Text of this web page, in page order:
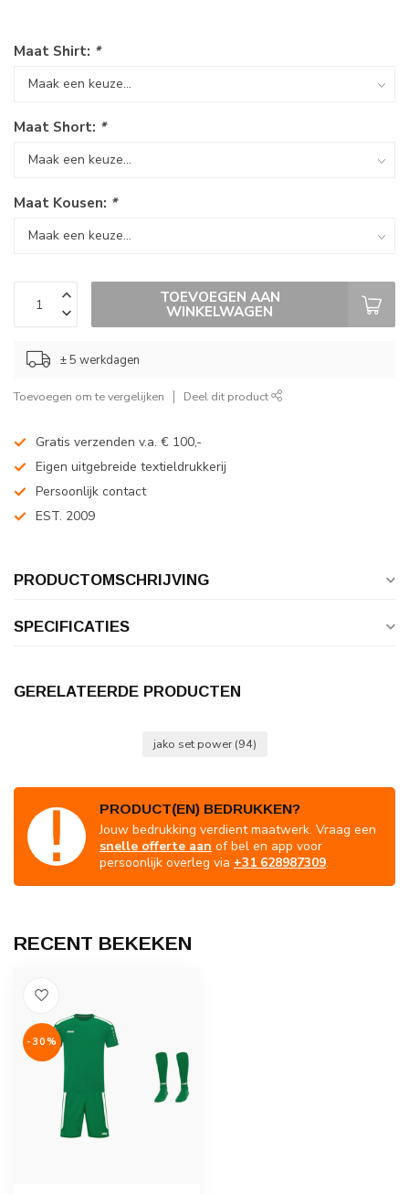
Maat Shirt: *
Maat Short: *
Maat Kousen: *
TOEVOEGEN AAN
WINKELWAGEN
± 5 werkdagen
Toevoegen om te vergelijken Deel dit product
Gratis verzenden v.a. € 100,-
Eigen uitgebreide textieldrukkerij
Persoonlijk contact
EST. 2009
PRODUCTOMSCHRIJVING
SPECIFICATIES
GERELATEERDE PRODUCTEN
jako set power (94)
PRODUCT(EN) BEDRUKKEN?
Jouw bedrukking verdient maatwerk. Vraag een
snelle offerte aan of bel en app voor
persoonlijk overleg via +31 628987309.
RECENT BEKEKEN
-30%